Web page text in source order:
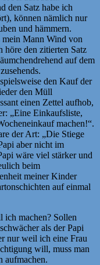
den Satz habe ich
können nämlich nur
und hämmern.
mein Mann Wind von
höre den zitierten Satz
auf dem
den Kauf der
den Müll
einen Zettel aufhob,
„Eine Einkaufsliste,
machen!“.
der Art: „Die Stiege
aber nicht im
wäre viel stärker und
beim
meiner Kinder
auf einmal
ich machen? Sollen
als der Papi
nur weil ich eine Frau
will, muss man
aufmachen.